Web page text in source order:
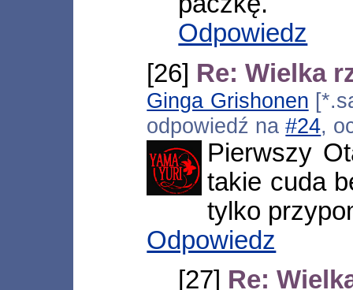
Odpowiedz
[26] Re: Wielka
Ginga Grishonen
odpowiedź na#24,
Pierwszy
takie cuda
tylko
Odpowiedz
[27] Re: